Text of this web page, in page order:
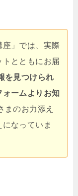
座」では、実際
とともにお届
を見つけられ
ォームよりお知
まのお力添え
なっていま